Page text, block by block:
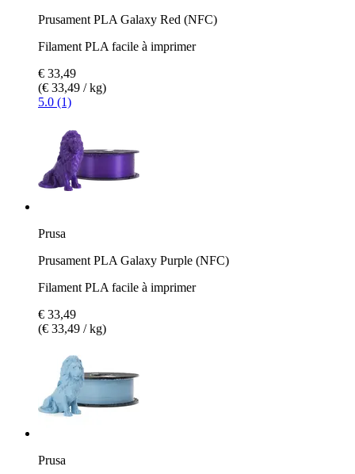
Prusament PLA Galaxy Red (NFC)
Filament PLA facile à imprimer
€ 33,49
(€ 33,49 / kg)
5.0 (1)
Prusa
Prusament PLA Galaxy Purple (NFC)
Filament PLA facile à imprimer
€ 33,49
(€ 33,49 / kg)
Prusa